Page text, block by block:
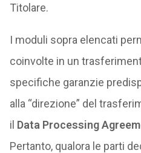
Titolare.
I moduli sopra elencati
coinvolte in un
specifiche garanzie
alla “direzione” del
il Data Processing
Pertanto, qualora le parti